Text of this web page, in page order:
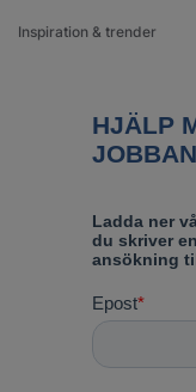
Inspiration & trender